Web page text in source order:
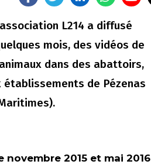
L214 a diffusé
mois, des vidéos de
dans des abattoirs,
de Pézenas
novembre 2015 et mai 2016